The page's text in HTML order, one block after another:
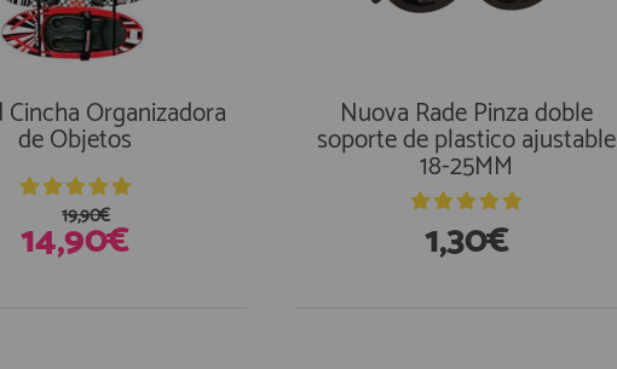
Organizadora
de Objetos
14,90€
19,90€
Nuova Rade Pinza doble
soporte de plastico ajustable
18-25MM
1,30€